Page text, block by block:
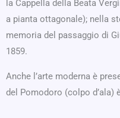
la Cappella della Beata
a pianta ottagonale); nella
memoria del passaggio di
1859.
Anche l’arte moderna è
del Pomodoro (colpo d’ala)